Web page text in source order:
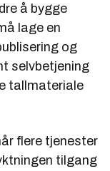
å bygge
lage en
og
selvbetjening
tallmateriale
flere tjenester
tilgang